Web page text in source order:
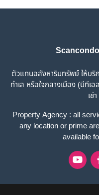
ตัวแทนอสังหาริมทรัพย์ ให้บริ
ทำเล หรือใจกลางเมือง (บีที
เช่
Property Agency : all
any location or prime
available